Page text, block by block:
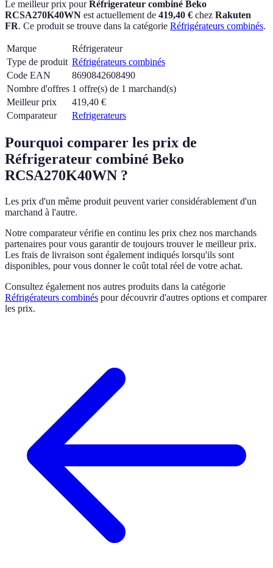
Le meilleur prix pourRéfrigerateur combiné Beko
RCSA270K40WN est actuellement de 419,40 € chez Rakuten
FR. Ce produit se trouve dans la catégorie Réfrigérateurs combinés.
Marque
Réfrigerateur
Type de produit Réfrigérateurs combinés
Code EAN
8690842608490
Nombre d'offres 1 offre(s) de 1 marchand(s)
Meilleur prix
419,40 €
Comparateur
Refrigerateurs
Pourquoi comparer les prix de
Réfrigerateur combiné Beko
RCSA270K40WN ?
Les prix d'un même produit peuvent varier considérablement d'un
marchand à l'autre.
Notre comparateur vérifie en continu les prix chez nos marchands
partenaires pour vous garantir de toujours trouver le meilleur prix.
Les frais de livraison sont également indiqués lorsqu'ils sont
disponibles, pour vous donner le coût total réel de votre achat.
Consultez également nos autres produits dans la catégorie
Réfrigérateurs combinés pour découvrir d'autres options et comparer
les prix.